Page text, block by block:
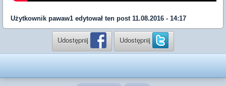
Użytkownik pawaw1 edytował ten post 11.08.2016 - 14:17
Udostępnij Udostępnij